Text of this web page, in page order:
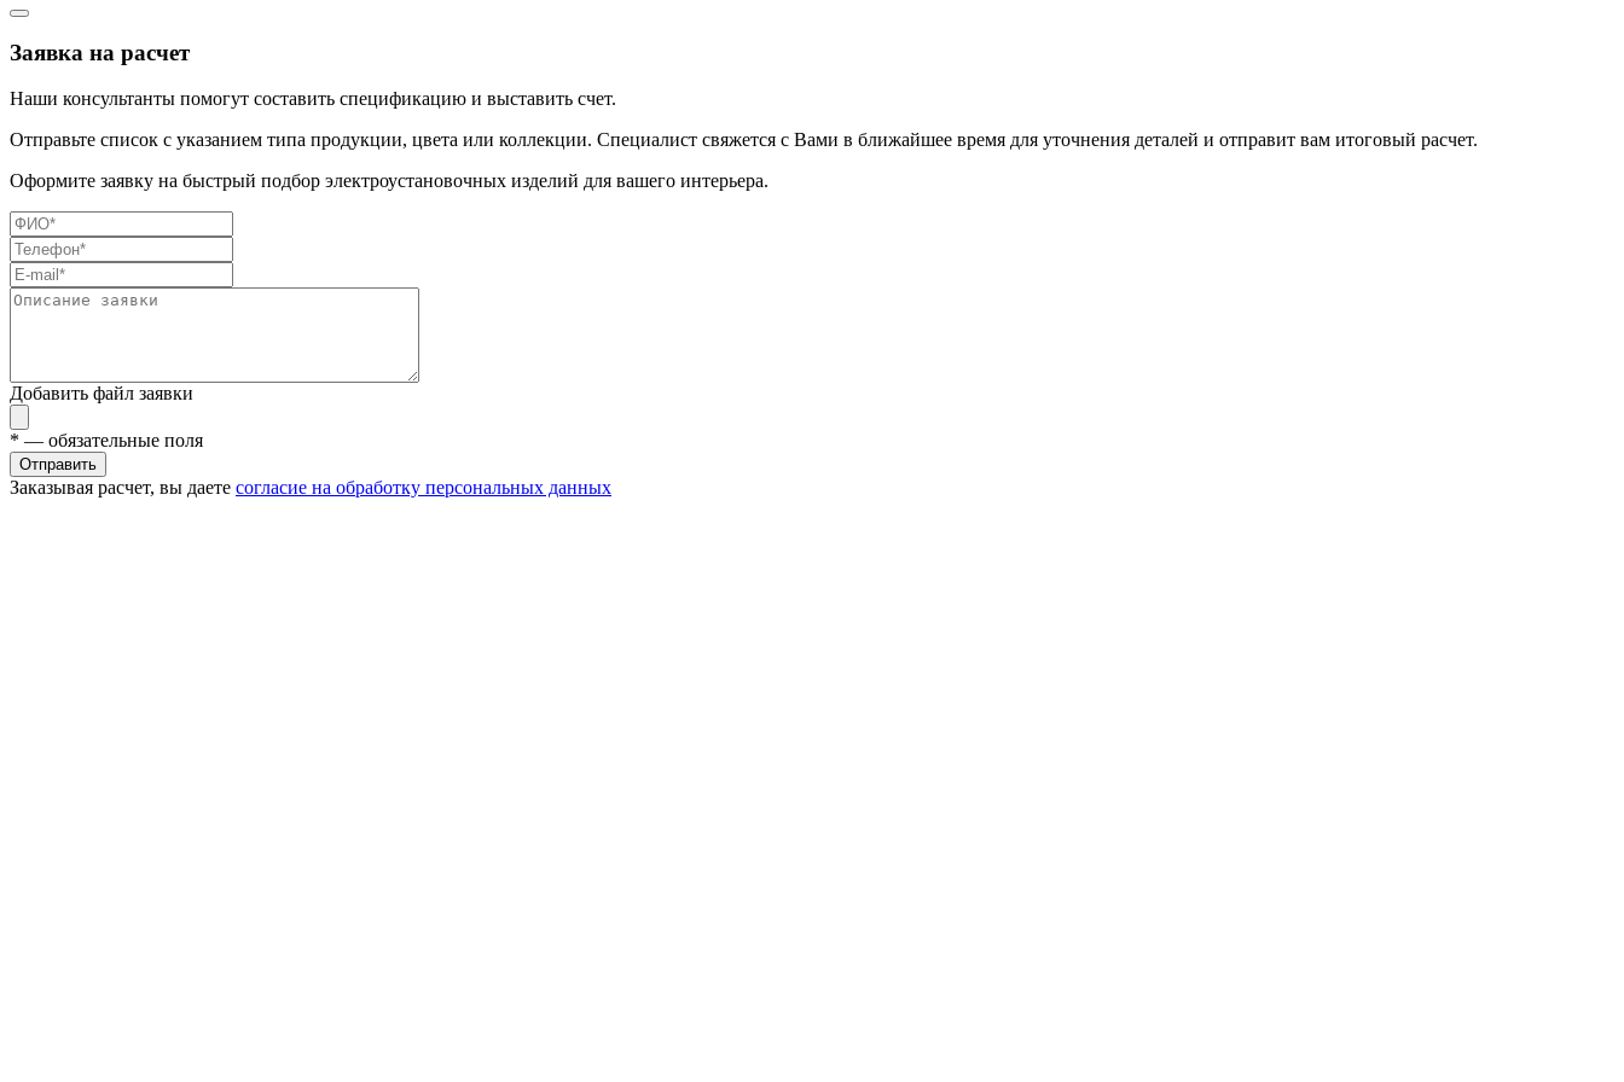
Заявка на расчет
Наши консультанты помогут составить спецификацию и выставить счет.
Отправьте список с указанием типа продукции, цвета или коллекции. Специалист свяжется с Вами в ближайшее время для уточнения деталей и отправит вам итоговый расчет.
Оформите заявку на быстрый подбор электроустановочных изделий для вашего интерьера.
Добавить файл заявки
* — обязательные поля
Отправить
Заказывая расчет, вы даете согласие на обработку персональных данных